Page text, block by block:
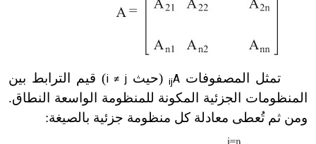
تمثل المصفوفات A
ij(حيث i ≠ j) قيم الترابط بين
المنظومات الجزئية المكونة للمنظومة الواسعة النطاق.
ومن ثم تُعطى معادلة كل منظومة جزئية بالصيغة: